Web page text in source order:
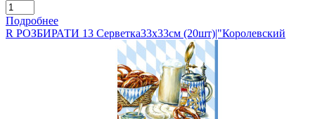
Подробнее
R РОЗБИРАТИ 13 Серветка33х33см (20шт)|"Королевский